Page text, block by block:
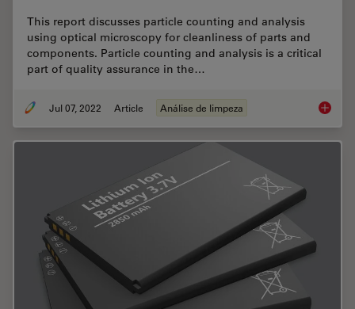
This report discusses particle counting and analysis
using optical microscopy for cleanliness of parts and
components. Particle counting and analysis is a critical
part of quality assurance in the…
Jul 07, 2022 Article Análise de limpeza